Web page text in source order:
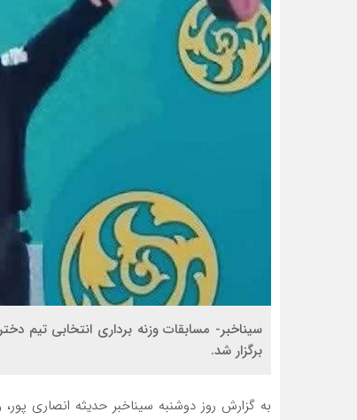
سیناخبر- مسابقات وزنه برداری انتخابی تیم
برگزار شد.